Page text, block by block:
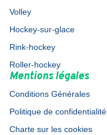
Volley
Hockey-sur-glace
Rink-hockey
Roller-hockey
Mentions légales
Conditions Générales
Politique de confidentialité
Charte sur les cookies